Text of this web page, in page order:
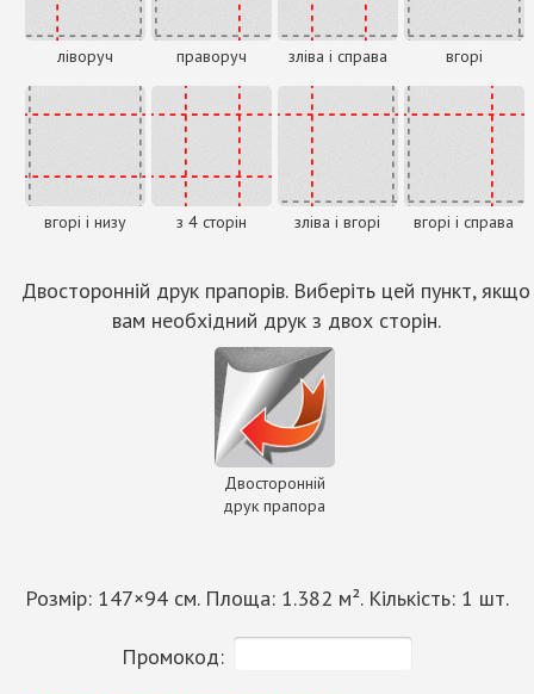
ліворуч праворуч зліва і справа вгорі
вгорі і низу з 4 сторін зліва і вгорі вгорі і справа
Двосторонній друк прапорів. Виберіть цей пункт, якщо
вам необхідний друк з двох сторін.
Двосторонній
друк прапора
Розмір: 147×94 см. Площа: 1.382 м². Кількість: 1 шт.
Промокод: